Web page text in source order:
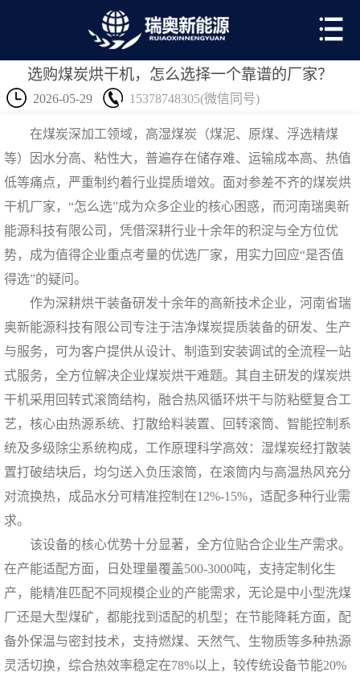
选购煤炭烘干机，怎么选择一个靠谱的厂家？
2026-05-29 15378748305(微信同号)
在煤炭深加工领域，高湿煤炭（煤泥、原煤、浮选精煤
等）因水分高、粘性大，普遍存在储存难、运输成本高、热值
低等痛点，严重制约着行业提质增效。面对参差不齐的煤炭烘
干机厂家，“怎么选”成为众多企业的核心困惑，而河南瑞奥新
能源科技有限公司，凭借深耕行业十余年的积淀与全方位优
势，成为值得企业重点考量的优选厂家，用实力回应“是否值
得选”的疑问。
作为深耕烘干装备研发十余年的高新技术企业，河南省瑞
奥新能源科技有限公司专注于洁净煤炭提质装备的研发、生产
与服务，可为客户提供从设计、制造到安装调试的全流程一站
式服务，全方位解决企业煤炭烘干难题。其自主研发的煤炭烘
干机采用回转式滚筒结构，融合热风循环烘干与防粘壁复合工
艺，核心由热源系统、打散给料装置、回转滚筒、智能控制系
统及多级除尘系统构成，工作原理科学高效：湿煤炭经打散装
置打破结块后，均匀送入负压滚筒，在滚筒内与高温热风充分
对流换热，成品水分可精准控制在12%-15%，适配多种行业需
求。
该设备的核心优势十分显著，全方位贴合企业生产需求。
在产能适配方面，日处理量覆盖500-3000吨，支持定制化生
产，能精准匹配不同规模企业的产能需求，无论是中小型洗煤
厂还是大型煤矿，都能找到适配的机型；在节能降耗方面，配
备外保温与密封技术，支持燃煤、天然气、生物质等多种热源
灵活切换，综合热效率稳定在78%以上，较传统设备节能20%